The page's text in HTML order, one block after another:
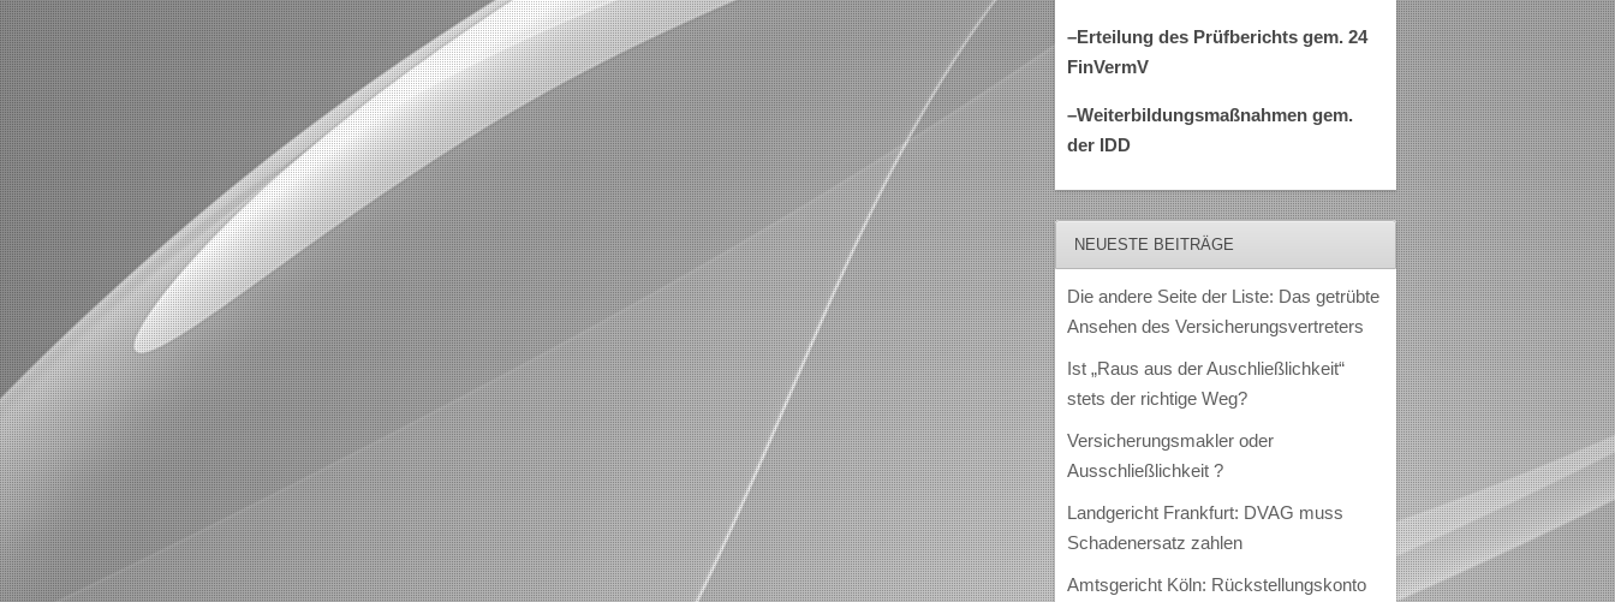
–Erteilung des Prüfberichts gem. 24
FinVermV
–Weiterbildungsmaßnahmen gem.
der IDD
NEUESTE BEITRÄGE
Die andere Seite der Liste: Das getrübte
Ansehen des Versicherungsvertreters
Ist „Raus aus der Auschließlichkeit“
stets der richtige Weg?
Versicherungsmakler oder
Ausschließlichkeit ?
Landgericht Frankfurt: DVAG muss
Schadenersatz zahlen
Amtsgericht Köln: Rückstellungskonto